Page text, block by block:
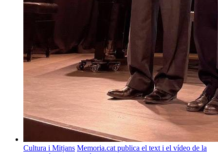
Cultura i Mitjans Memoria.cat publica el text i el vídeo de la